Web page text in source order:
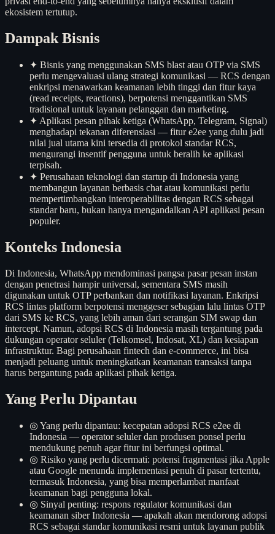
ekosistem tertutup.
Dampak Bisnis
✦ Bisnis yang menggunakan SMS blast atau OTP via SMS
perlu mengevaluasi ulang strategi komunikasi — RCS dengan
enkripsi menawarkan keamanan lebih tinggi dan fitur kaya
(read receipts, reactions), berpotensi menggantikan SMS
tradisional untuk layanan pelanggan dan marketing.
✦ Aplikasi pesan pihak ketiga (WhatsApp, Telegram, Signal)
menghadapi tekanan diferensiasi — fitur e2ee yang dulu jadi
nilai jual utama kini tersedia di protokol standar RCS,
mengurangi insentif pengguna untuk beralih ke aplikasi
terpisah.
✦ Perusahaan teknologi dan startup di Indonesia yang
membangun layanan berbasis chat atau komunikasi perlu
mempertimbangkan interoperabilitas dengan RCS sebagai
standar baru, bukan hanya mengandalkan API aplikasi pesan
populer.
Konteks Indonesia
Di Indonesia, WhatsApp mendominasi pangsa pasar pesan instan
dengan penetrasi hampir universal, sementara SMS masih
digunakan untuk OTP perbankan dan notifikasi layanan. Enkripsi
RCS lintas platform berpotensi menggeser sebagian lalu lintas OTP
dari SMS ke RCS, yang lebih aman dari serangan SIM swap dan
intercept. Namun, adopsi RCS di Indonesia masih tergantung pada
dukungan operator seluler (Telkomsel, Indosat, XL) dan kesiapan
infrastruktur. Bagi perusahaan fintech dan e-commerce, ini bisa
menjadi peluang untuk meningkatkan keamanan transaksi tanpa
harus bergantung pada aplikasi pihak ketiga.
Yang Perlu Dipantau
◎ Yang perlu dipantau: kecepatan adopsi RCS e2ee di
Indonesia — operator seluler dan produsen ponsel perlu
mendukung penuh agar fitur ini berfungsi optimal.
◎ Risiko yang perlu dicermati: potensi fragmentasi jika Apple
atau Google menunda implementasi penuh di pasar tertentu,
termasuk Indonesia, yang bisa memperlambat manfaat
keamanan bagi pengguna lokal.
◎ Sinyal penting: respons regulator komunikasi dan
keamanan siber Indonesia — apakah akan mendorong adopsi
RCS sebagai standar komunikasi resmi untuk layanan publik